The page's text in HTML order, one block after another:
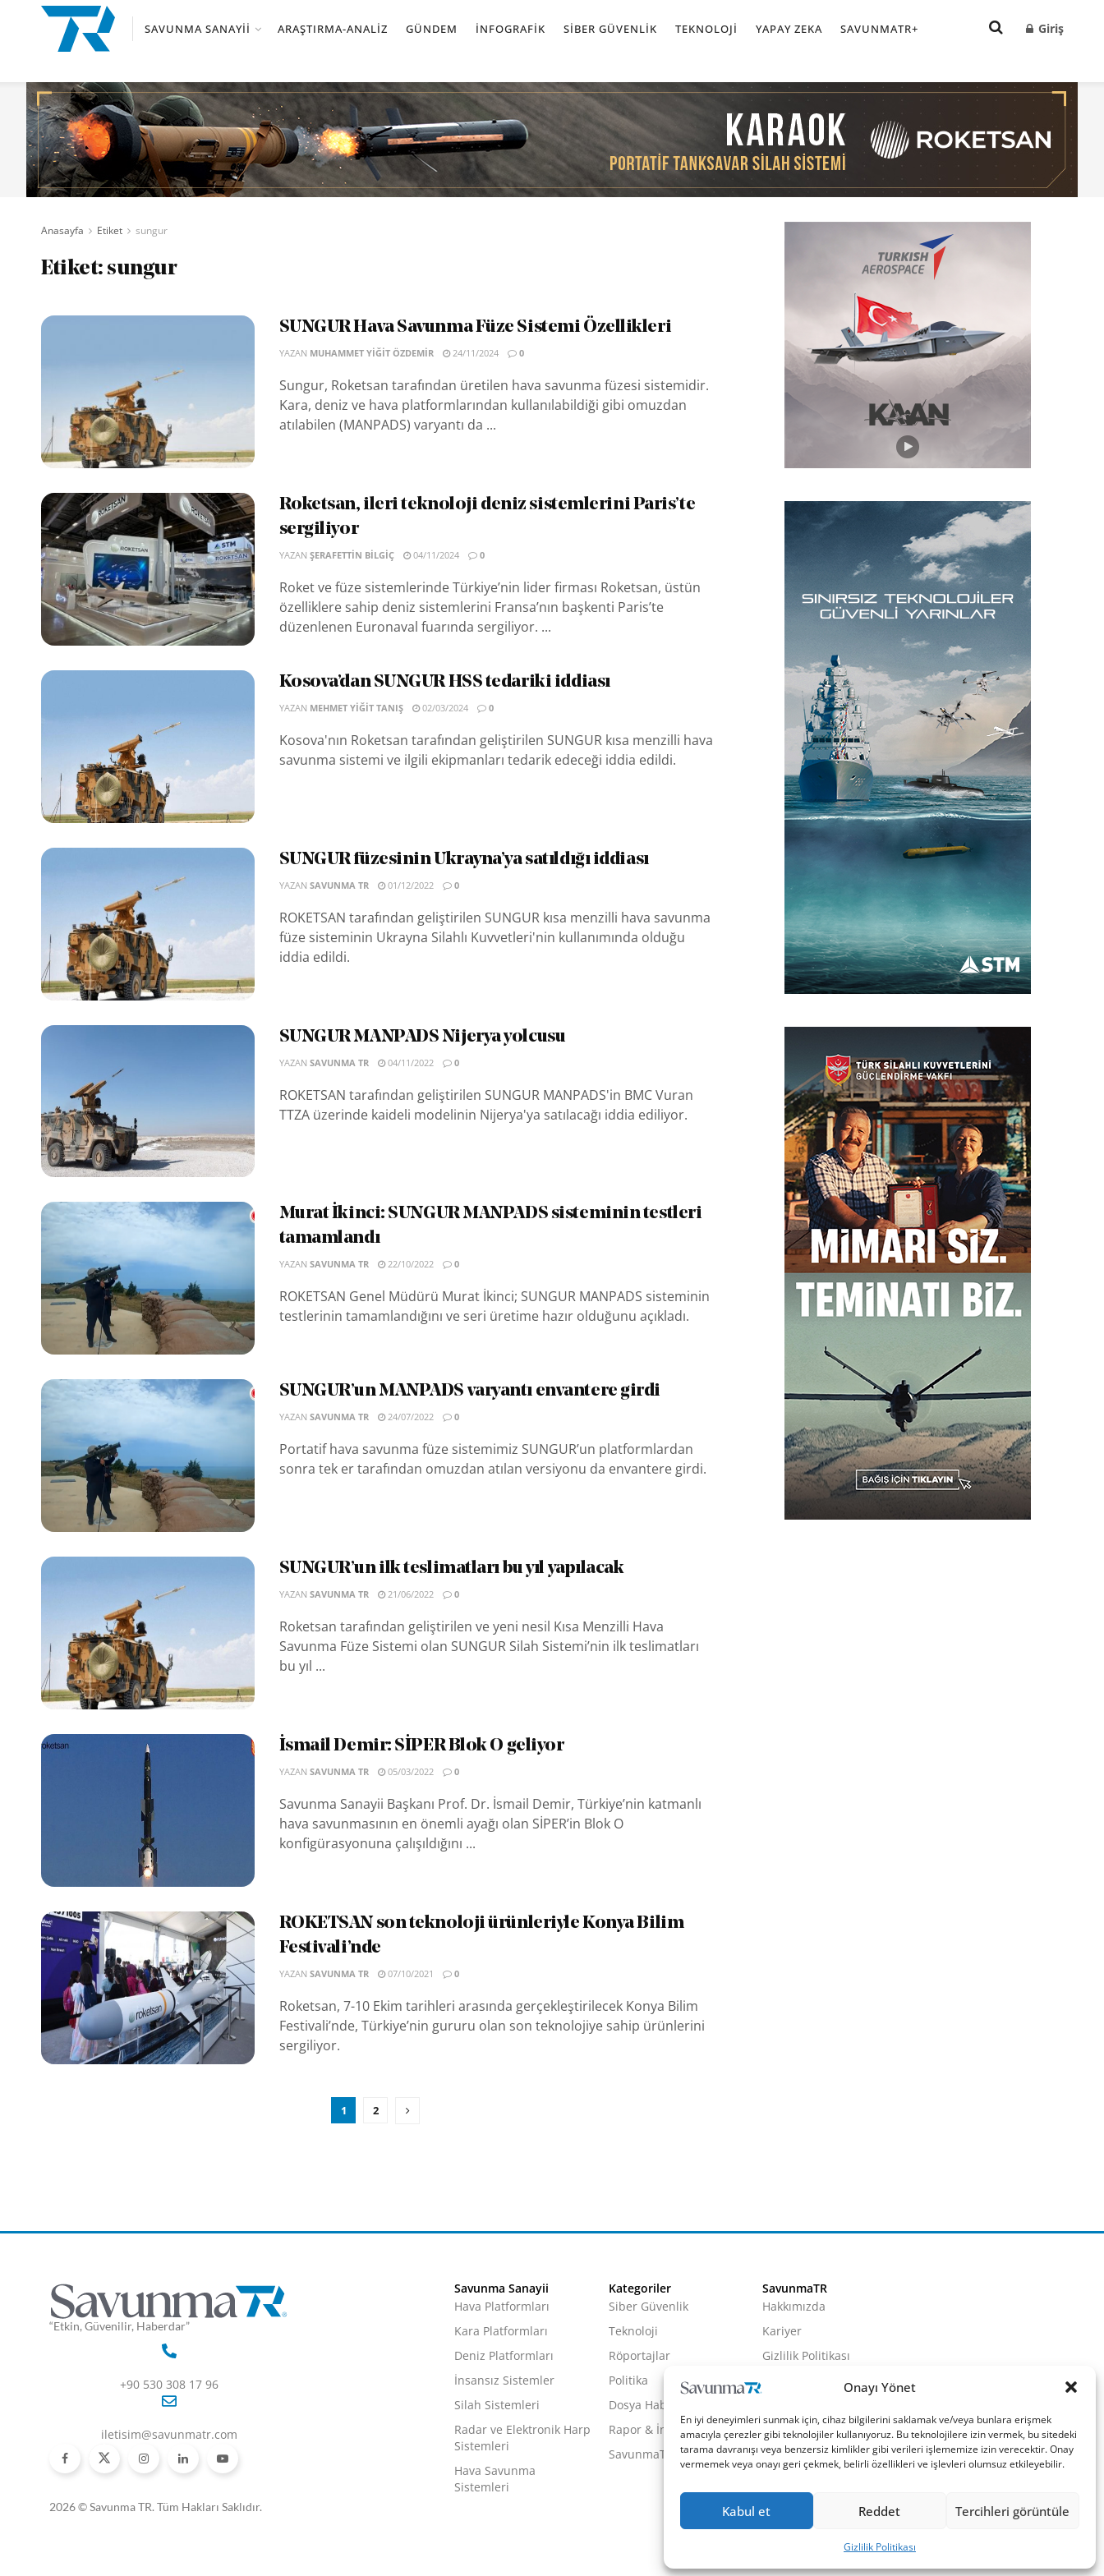
Onayı Yönet
En iyi deneyimleri sunmak için, cihaz bilgilerini saklamak ve/veya bunlara erişmek
amacıyla çerezler gibi teknolojiler kullanıyoruz. Bu teknolojilere izin vermek, bu sitedeki
tarama davranışı veya benzersiz kimlikler gibi verileri işlememize izin verecektir. Onay
vermemek veya onayı geri çekmek, belirli özellikleri ve işlevleri olumsuz etkileyebilir.
Kabul et Reddet Tercihleri görüntüle
Gizlilik Politikası
SAVUNMA SANAYII ARAŞTIRMA-ANALIZ GÜNDEM İNFOGRAFIK SIBER GÜVENLIK TEKNOLOJI YAPAY ZEKA SAVUNMATR+ Giriş
Anasayfa Etiket sungur
Etiket:sungur
SUNGUR Hava Savunma Füze Sistemi Özellikleri
YAZAN MUHAMMET YIĞIT ÖZDEMIR 24/11/2024 0
Sungur, Roketsan tarafından üretilen hava savunma füzesi sistemidir.
Kara, deniz ve hava platformlarından kullanılabildiği gibi omuzdan
atılabilen (MANPADS) varyantı da ...
Roketsan, ileri teknoloji deniz sistemlerini Paris’te
sergiliyor
YAZAN ŞERAFETTIN BILGIÇ 04/11/2024 0
Roket ve füze sistemlerinde Türkiye’nin lider firması Roketsan, üstün
özelliklere sahip deniz sistemlerini Fransa’nın başkenti Paris’te
düzenlenen Euronaval fuarında sergiliyor. ...
Kosova’dan SUNGUR HSS tedariki iddiası
YAZAN MEHMET YIĞIT TANIŞ 02/03/2024 0
Kosova'nın Roketsan tarafından geliştirilen SUNGUR kısa menzilli hava
savunma sistemi ve ilgili ekipmanları tedarik edeceği iddia edildi.
SUNGUR füzesinin Ukrayna’ya satıldığı iddiası
YAZAN SAVUNMA TR 01/12/2022 0
ROKETSAN tarafından geliştirilen SUNGUR kısa menzilli hava savunma
füze sisteminin Ukrayna Silahlı Kuvvetleri'nin kullanımında olduğu
iddia edildi.
SUNGUR MANPADS Nijerya yolcusu
YAZAN SAVUNMA TR 04/11/2022 0
ROKETSAN tarafından geliştirilen SUNGUR MANPADS'in BMC Vuran
TTZA üzerinde kaideli modelinin Nijerya'ya satılacağı iddia ediliyor.
Murat İkinci: SUNGUR MANPADS sisteminin testleri
tamamlandı
YAZAN SAVUNMA TR 22/10/2022 0
ROKETSAN Genel Müdürü Murat İkinci; SUNGUR MANPADS sisteminin
testlerinin tamamlandığını ve seri üretime hazır olduğunu açıkladı.
SUNGUR’un MANPADS varyantı envantere girdi
YAZAN SAVUNMA TR 24/07/2022 0
Portatif hava savunma füze sistemimiz SUNGUR’un platformlardan
sonra tek er tarafından omuzdan atılan versiyonu da envantere girdi.
SUNGUR’un ilk teslimatları bu yıl yapılacak
YAZAN SAVUNMA TR 21/06/2022 0
Roketsan tarafından geliştirilen ve yeni nesil Kısa Menzilli Hava
Savunma Füze Sistemi olan SUNGUR Silah Sistemi’nin ilk teslimatları
bu yıl ...
İsmail Demir: SİPER Blok O geliyor
YAZAN SAVUNMA TR 05/03/2022 0
Savunma Sanayii Başkanı Prof. Dr. İsmail Demir, Türkiye’nin katmanlı
hava savunmasının en önemli ayağı olan SİPER’in Blok O
konfigürasyonuna çalışıldığını ...
ROKETSAN son teknoloji ürünleriyle Konya Bilim
Festivali’nde
YAZAN SAVUNMA TR 07/10/2021 0
Roketsan, 7-10 Ekim tarihleri arasında gerçekleştirilecek Konya Bilim
Festivali’nde, Türkiye’nin gururu olan son teknolojiye sahip ürünlerini
sergiliyor.
1 2
“Etkin, Güvenilir, Haberdar”
+90 530 308 17 96
iletisim@savunmatr.com
2026 © Savunma TR. Tüm Hakları Saklıdır.
Savunma Sanayii
Hava Platformları
Kara Platformları
Deniz Platformları
İnsansız Sistemler
Silah Sistemleri
Radar ve Elektronik Harp
Sistemleri
Hava Savunma
Sistemleri
Kategoriler
Siber Güvenlik
Teknoloji
Röportajlar
Politika
Dosya Haber
Rapor & İnfografik
SavunmaTR Plus
SavunmaTR
Hakkımızda
Kariyer
Gizlilik Politikası